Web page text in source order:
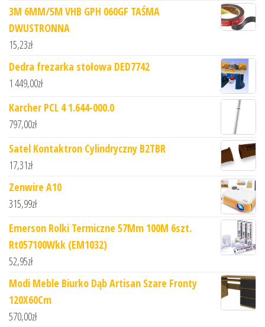
3M 6MM/5M VHB GPH 060GF TAŚMA
DWUSTRONNA
15,23zł
Dedra frezarka stołowa DED7742
1 449,00zł
Karcher PCL 4 1.644-000.0
797,00zł
Satel Kontaktron Cylindryczny B2TBR
17,31zł
Zenwire A10
315,99zł
Emerson Rolki Termiczne 57Mm 100M 6szt.
Rt057100Wkk (EM1032)
52,95zł
Modi Meble Biurko Dąb Artisan Szare Fronty
120X60Cm
570,00zł